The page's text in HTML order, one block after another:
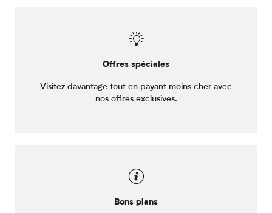
Offres spéciales
Visitez davantage tout en payant moins cher avec
nos offres exclusives.
Bons plans